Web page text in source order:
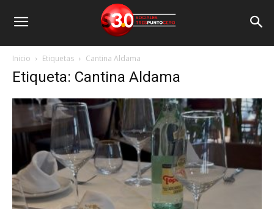
Inicio Etiquetas Cantina Aldama
Etiqueta: Cantina Aldama